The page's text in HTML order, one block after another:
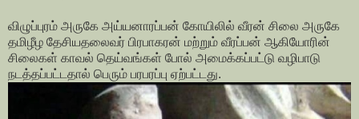
விழுப்புரம் அருகே அய்யனாரப்பன் கோயிலில் வீரன் சிலை அருகே
தமிழீழ தேசியதலைவர் பிரபாகரன் மற்றும் வீரப்பன் ஆகியோரின்
சிலைகள் காவல் தெய்வங்கள் போல் அமைக்கப்பட்டு வழிபாடு
நடத்தப்பட்டதால் பெரும் பரபரப்பு ஏற்பட்டது.